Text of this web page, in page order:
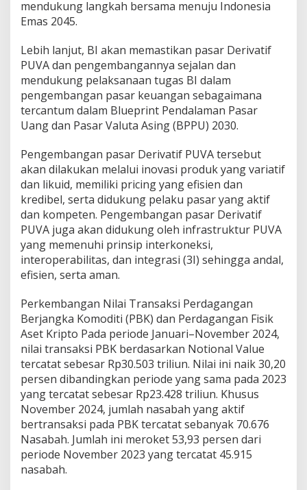
mendukung langkah bersama menuju Indonesia
Emas 2045.
Lebih lanjut, BI akan memastikan pasar Derivatif
PUVA dan pengembangannya sejalan dan
mendukung pelaksanaan tugas BI dalam
pengembangan pasar keuangan sebagaimana
tercantum dalam Blueprint Pendalaman Pasar
Uang dan Pasar Valuta Asing (BPPU) 2030.
Pengembangan pasar Derivatif PUVA tersebut
akan dilakukan melalui inovasi produk yang variatif
dan likuid, memiliki pricing yang efisien dan
kredibel, serta didukung pelaku pasar yang aktif
dan kompeten. Pengembangan pasar Derivatif
PUVA juga akan didukung oleh infrastruktur PUVA
yang memenuhi prinsip interkoneksi,
interoperabilitas, dan integrasi (3I) sehingga andal,
efisien, serta aman.
Perkembangan Nilai Transaksi Perdagangan
Berjangka Komoditi (PBK) dan Perdagangan Fisik
Aset Kripto Pada periode Januari–November 2024,
nilai transaksi PBK berdasarkan Notional Value
tercatat sebesar Rp30.503 triliun. Nilai ini naik 30,20
persen dibandingkan periode yang sama pada 2023
yang tercatat sebesar Rp23.428 triliun. Khusus
November 2024, jumlah nasabah yang aktif
bertransaksi pada PBK tercatat sebanyak 70.676
Nasabah. Jumlah ini meroket 53,93 persen dari
periode November 2023 yang tercatat 45.915
nasabah.